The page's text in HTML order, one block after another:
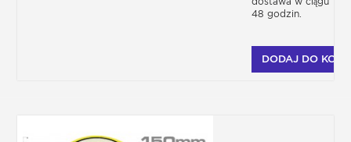
48 godzin.
DODAJ DO